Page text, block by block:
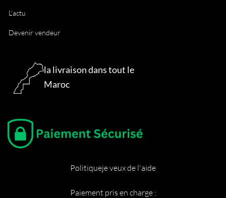
L'actu
Devenir vendeur
la livraison dans tout le
Maroc
Paiement pris en charge :
Politiqueje veux de l'aide